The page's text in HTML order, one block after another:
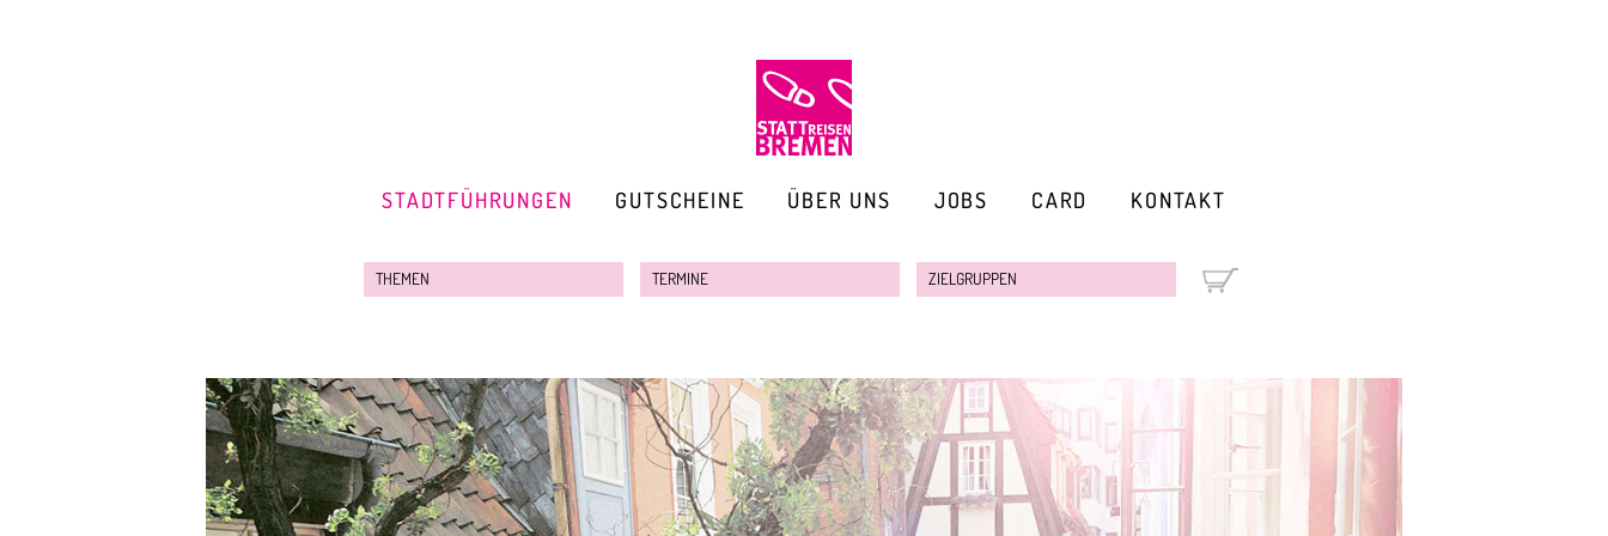
STADTFÜHRUNGEN GUTSCHEINE ÜBER UNS JOBS CARD KONTAKT